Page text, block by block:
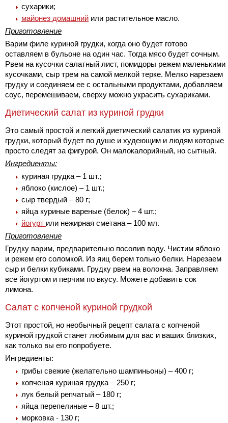
сухарики;
майонез домашний или растительное масло.
Приготовление
Варим филе куриной грудки, когда оно будет готово
оставляем в бульоне на один час. Тогда мясо будет сочным.
Рвем на кусочки салатный лист, помидоры режем маленькими
кусочками, сыр трем на самой мелкой терке. Мелко нарезаем
грудку и соединяем ее с остальными продуктами, добавляем
соус, перемешиваем, сверху можно украсить сухариками.
Диетический салат из куриной грудки
Это самый простой и легкий диетический салатик из куриной
грудки, который будет по душе и худеющим и людям которые
просто следят за фигурой. Он малокалорийный, но сытный.
Ингредиенты:
куриная грудка – 1 шт.;
яблоко (кислое) – 1 шт.;
сыр твердый – 80 г;
яйца куриные вареные (белок) – 4 шт.;
йогурт или нежирная сметана – 100 мл.
Приготовление
Грудку варим, предварительно посолив воду. Чистим яблоко
и режем его соломкой. Из яиц берем только белки. Нарезаем
сыр и белки кубиками. Грудку рвем на волокна. Заправляем
все йогуртом и перчим по вкусу. Можете добавить сок
лимона.
Салат с копченой куриной грудкой
Этот простой, но необычный рецепт салата с копченой
куриной грудкой станет любимым для вас и ваших близких,
как только вы его попробуете.
Ингредиенты:
грибы свежие (желательно шампиньоны) – 400 г;
копченая куриная грудка – 250 г;
лук белый репчатый – 180 г;
яйца перепелиные – 8 шт.;
морковка - 130 г;